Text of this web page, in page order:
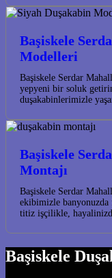
Başiskele
Modelleri
Başiskele Serdar
yepyeni bir soluk
duşakabinlerimizle
Başiskele
Montajı
Başiskele Serdar
ekibimizle banyonuzda
titiz işçilikle,
Başiskele